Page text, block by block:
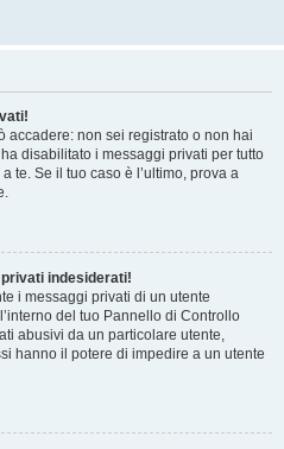
accadere: non sei registrato o non hai
disabilitato i messaggi privati per tutto
te. Se il tuo caso è l’ultimo, prova a
indesiderati!
i messaggi privati ​​di un utente
del tuo Pannello di Controllo
​​abusivi da un particolare utente,
hanno il potere di impedire a un utente